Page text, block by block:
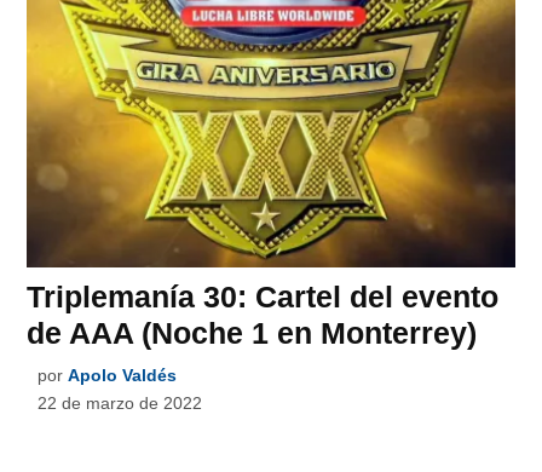
Triplemanía 30: Cartel del evento
de AAA (Noche 1 en Monterrey)
por Apolo Valdés
22 de marzo de 2022